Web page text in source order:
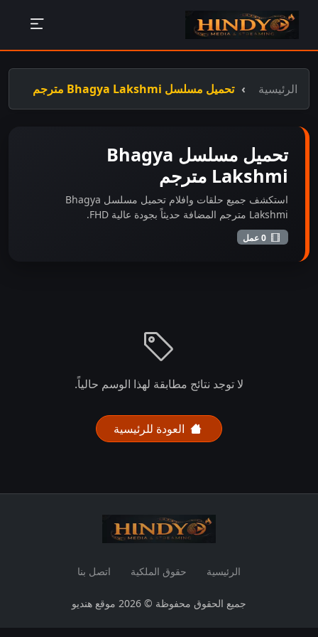
الرئيسية تحميل مسلسل Bhagya Lakshmi مترجم
تحميل مسلسل Bhagya
Lakshmi مترجم
استكشف جميع حلقات وافلام تحميل مسلسل Bhagya
Lakshmi مترجم المضافة حديثاً بجودة عالية FHD.
لا توجد نتائج مطابقة لهذا الوسم حالياً.
العودة للرئيسية
الرئيسية حقوق الملكية اتصل بنا
جميع الحقوق محفوظة © 2026 موقع هنديو